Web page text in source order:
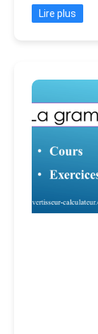
Lire plus